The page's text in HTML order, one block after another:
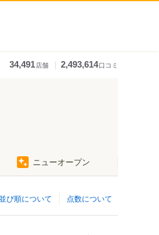
34,491店舗 2,493,614口コミ
ニューオープン
点数について
び順について